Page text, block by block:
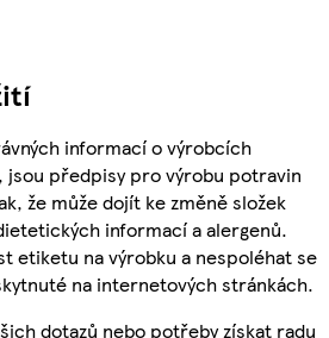
informací o výrobcích
jsou předpisy pro výrobu potravin
že může dojít ke změně složek
informací a alergenů.
etiketu na výrobku a nespoléhat se
na internetových stránkách.
dotazů nebo potřeby získat radu